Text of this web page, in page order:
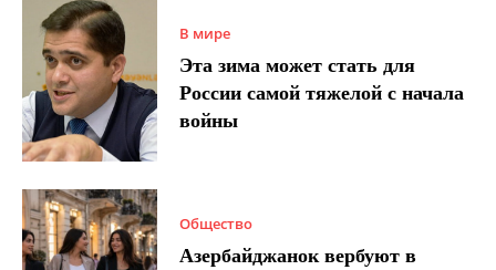
В мире
Эта зима может стать для
России самой тяжелой с начала
войны
Общество
Азербайджанок вербуют в